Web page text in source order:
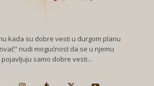
kada su dobre vesti u durgom planu
nudi mogućnost da se u njemu
pojavljuju samo dobre vesti...